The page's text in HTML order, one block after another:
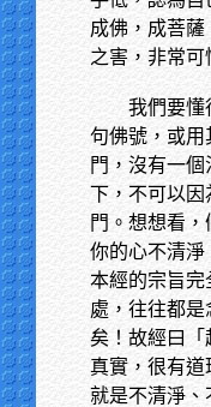
成佛，成菩
之害，非常可
我們要懂
句佛號，或用
門，沒有一
下，不可以因
門。想想看，
你的心不清淨
本經的宗旨完
處，往往都
矣！故經曰「
真實，很有道
就是不清淨、